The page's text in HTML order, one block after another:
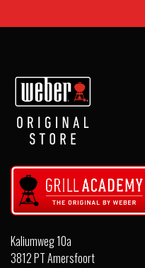
Kaliumweg 10a
3812 PT Amersfoort